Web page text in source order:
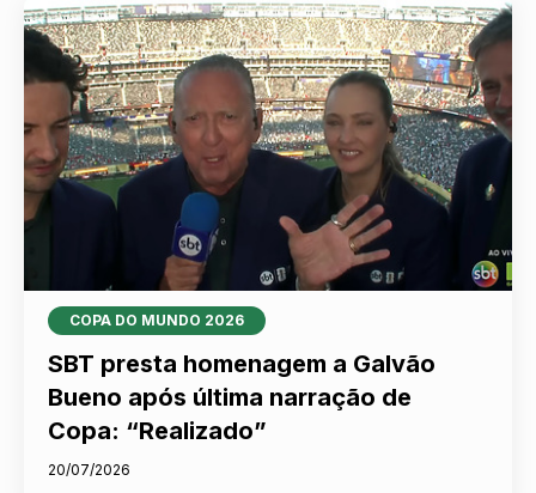
COPA DO MUNDO 2026
SBT presta homenagem a Galvão
Bueno após última narração de
Copa: “Realizado”
20/07/2026